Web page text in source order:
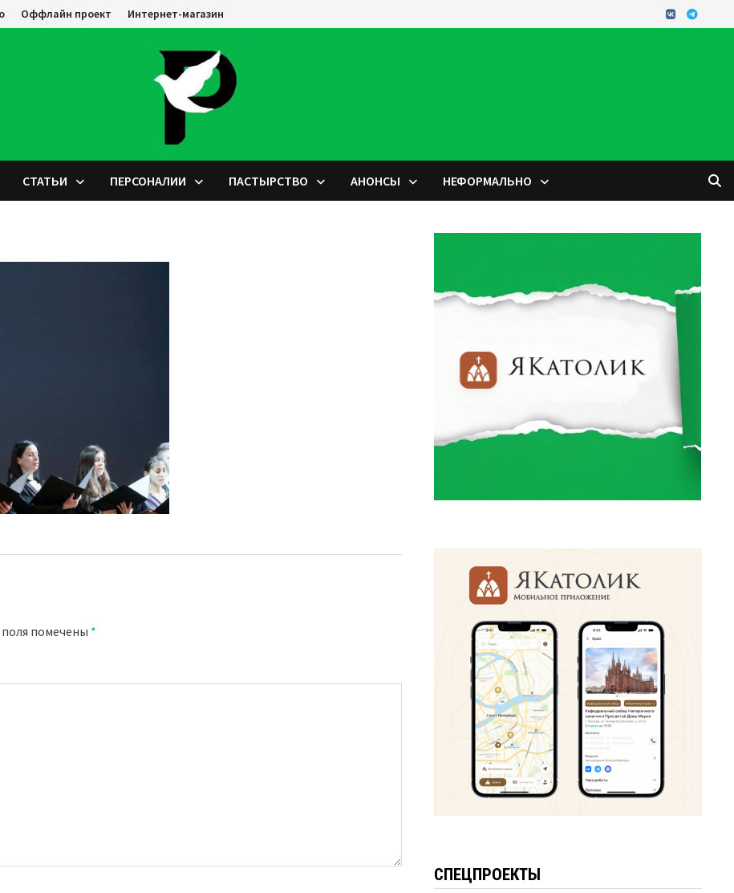
Оффлайн проект Интернет-магазин
СТАТЬИ ПЕРСОНАЛИИ ПАСТЫРСТВО АНОНСЫ НЕФОРМАЛЬНО
помечены *
СПЕЦПРОЕКТЫ